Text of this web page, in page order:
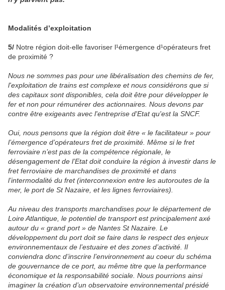
Modalités d’exploitation
5/ Notre région doit-elle favoriser l¹émergence d¹opérateurs fret
de proximité ?
Nous ne sommes pas pour une libéralisation des chemins de fer,
l'exploitation de trains est complexe et nous considérons que si
des capitaux sont disponibles, cela doit être pour développer le
fer et non pour rémunérer des actionnaires. Nous devons par
contre être exigeants avec l'entreprise d'Etat qu'est la SNCF.
Oui, nous pensons que la région doit être « le facilitateur » pour
l’émergence d’opérateurs fret de proximité. Même si le fret
ferroviaire n’est pas de la compétence régionale, le
désengagement de l’Etat doit conduire la région à investir dans le
fret ferroviaire de marchandises de proximité et dans
l’intermodalité du fret (interconnexion entre les autoroutes de la
mer, le port de St Nazaire, et les lignes ferroviaires).
Au niveau des transports marchandises pour le département de
Loire Atlantique, le potentiel de transport est principalement axé
autour du « grand port » de Nantes St Nazaire. Le
développement du port doit se faire dans le respect des enjeux
environnementaux de l’estuaire et des zones d’activité. Il
conviendra donc d’inscrire l’environnement au coeur du schéma
de gouvernance de ce port, au même titre que la performance
économique et la responsabilité sociale. Nous pourrions ainsi
imaginer la création d’un observatoire environnemental présidé